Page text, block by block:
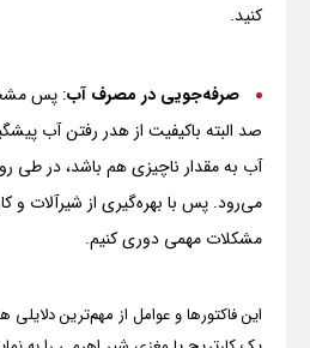
کنید.
صرفه‌جویی در مصرف آب: پس
صد البته باکیفیت از هدر رفتن آب
آب به مقدار ناچیزی هم باشد، در طی
می‌رود. پس با بهره‌گیری از شیرآلات و
مشکلات مهمی دوری کنیم.
این فاکتورها و عوامل از مهم‌ترین